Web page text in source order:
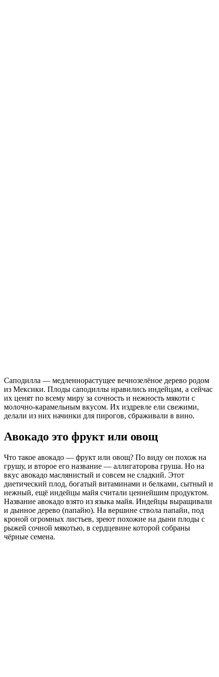
Саподилла — медленнорастущее вечнозелёное дерево родом
из Мексики. Плоды саподиллы нравились индейцам, а сейчас
их ценят по всему миру за сочность и нежность мякоти с
молочно-карамельным вкусом. Их издревле ели свежими,
делали из них начинки для пирогов, сбраживали в вино.
Авокадо это фрукт или овощ
Что такое авокадо — фрукт или овощ? По виду он похож на
грушу, и второе его название — аллигаторова груша. Но на
вкус авокадо маслянистый и совсем не сладкий. Этот
диетический плод, богатый витаминами и белками, сытный и
нежный, ещё индейцы майя считали ценнейшим продуктом.
Название авокадо взято из языка майя. Индейцы выращивали
и дынное дерево (папайю). На вершине ствола папайи, под
кроной огромных листьев, зреют похожие на дыни плоды с
рыжей сочной мякотью, в сердцевине которой собраны
чёрные семена.